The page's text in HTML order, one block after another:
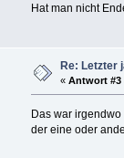
Hat man nicht
Re: Letzter
«Antwort #3
Das war
der eine oder